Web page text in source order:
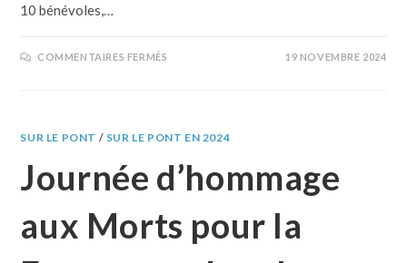
10 bénévoles,…
COMMENTAIRES FERMÉS 19 NOVEMBRE 2024
SUR LE PONT / SUR LE PONT EN 2024
Journée d’hommage
aux Morts pour la